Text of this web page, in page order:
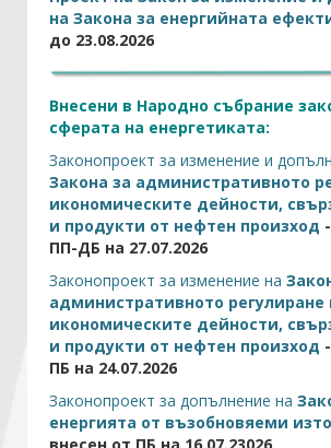
на Закона за енергийната
до 23.08.2026
Внесени в Народно събрание
сферата на енергетиката:
Законопроект за изменение и
Закона за административното
икономическите дейности,
и продукти от нефтен произход
ПП-ДБ на 27.07.2026
Законопроект за изменение на
административното регулиране
икономическите дейности,
и продукти от нефтен произход
ПБ на 24.07.2026
Законопроект за допълнение на
енергията от възобновяеми